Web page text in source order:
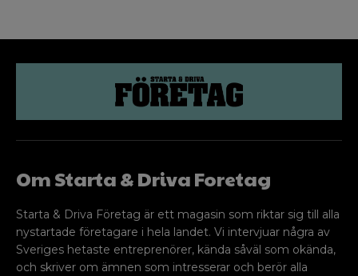
Om Starta & Driva Foretag
Starta & Driva Företag är ett magasin som riktar sig till alla
nystartade företagare i hela landet. Vi intervjuar några av
Sveriges hetaste entreprenörer, kända såväl som okända,
och skriver om ämnen som intresserar och berör alla